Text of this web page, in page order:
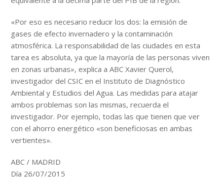
«Por eso es necesario reducir los dos: la emisión de
gases de efecto invernadero y la contaminación
atmosférica. La responsabilidad de las ciudades en esta
tarea es absoluta, ya que la mayoría de las personas viven
en zonas urbanas», explica a ABC Xavier Querol,
investigador del CSIC en el Instituto de Diagnóstico
Ambiental y Estudios del Agua. Las medidas para atajar
ambos problemas son las mismas, recuerda el
investigador. Por ejemplo, todas las que tienen que ver
con el ahorro energético «son beneficiosas en ambas
vertientes».
ABC / MADRID
Día 26/07/2015